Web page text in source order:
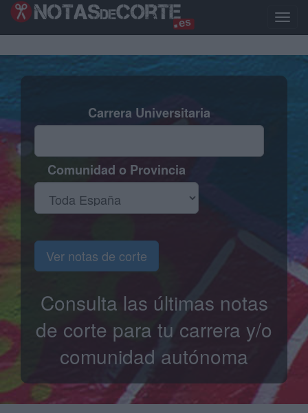
Pasar
Toggle
Carrera Universitaria
Comunidad o Provincia
Ver notas de corte
Consulta las últimas notas
de corte para tu carrera y/o
comunidad autónoma